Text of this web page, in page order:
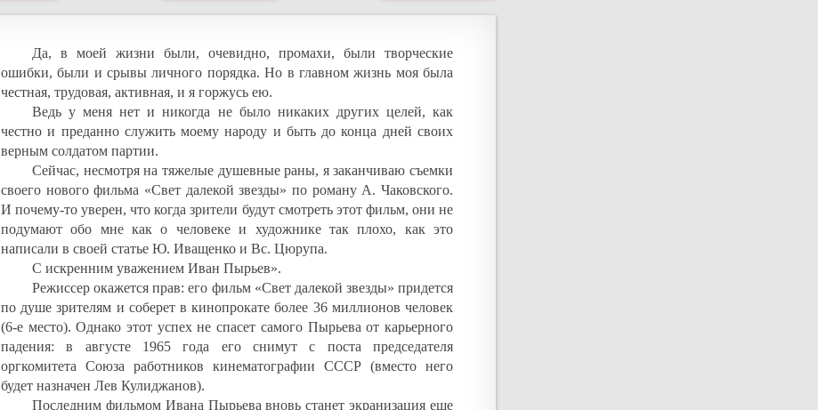
Да, в моей жизни были, очевидно, промахи, были творческие
ошибки, были и срывы личного порядка. Но в главном жизнь моя была
честная, трудовая, активная, и я горжусь ею.
Ведь у меня нет и никогда не было никаких других целей, как
честно и преданно служить моему народу и быть до конца дней своих
верным солдатом партии.
Сейчас, несмотря на тяжелые душевные раны, я заканчиваю съемки
своего нового фильма «Свет далекой звезды» по роману А. Чаковского.
И почему-то уверен, что когда зрители будут смотреть этот фильм, они не
подумают обо мне как о человеке и художнике так плохо, как это
написали в своей статье Ю. Иващенко и Вс. Цюрупа.
С искренним уважением Иван Пырьев».
Режиссер окажется прав: его фильм «Свет далекой звезды» придется
по душе зрителям и соберет в кинопрокате более 36 миллионов человек
(6-е место). Однако этот успех не спасет самого Пырьева от карьерного
падения: в августе 1965 года его снимут с поста председателя
оргкомитета Союза работников кинематографии СССР (вместо него
будет назначен Лев Кулиджанов).
Последним фильмом Ивана Пырьева вновь станет экранизация еще